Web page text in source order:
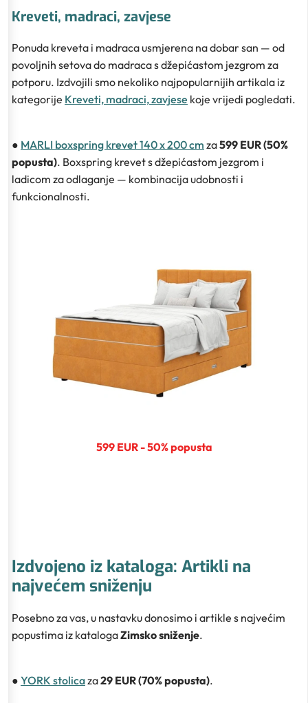
Kreveti, madraci, zavjese
Ponuda kreveta i madraca usmjerena na dobar san — od
povoljnih setova do madraca s džepićastom jezgrom za
potporu. Izdvojili smo nekoliko najpopularnijih artikala iz
kategorije Kreveti, madraci, zavjese koje vrijedi pogledati.
● MARLI boxspring krevet 140 x 200 cm za599 EUR (50%
popusta). Boxspring krevet s džepićastom jezgrom i
ladicom za odlaganje — kombinacija udobnosti i
funkcionalnosti.
599 EUR - 50% popusta
Izdvojeno iz kataloga: Artikli na
najvećem sniženju
Posebno za vas, u nastavku donosimo i artikle s najvećim
popustima iz katalogaZimsko sniženje.
● YORK stolicaza29 EUR (70% popusta).